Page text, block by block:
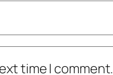
time I comment.